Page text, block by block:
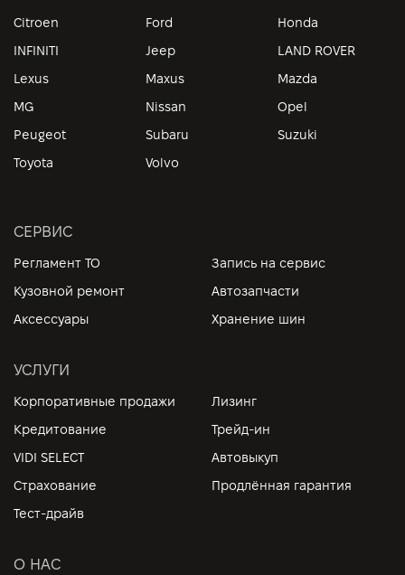
Citroen Ford
Honda
INFINITI
Jeep
LAND ROVER
Lexus
Maxus
Mazda
MG
Nissan
Opel
Peugeot
Subaru
Suzuki
Toyota
Volvo
СЕРВИС
Регламент ТО
Запись на сервис
Кузовной ремонт
Автозапчасти
Аксессуары
Хранение шин
УСЛУГИ
Корпоративные продажи
Лизинг
Кредитование
Трейд-ин
VIDI SELECT
Автовыкуп
Страхование
Продлённая гарантия
Тест-драйв
О НАС